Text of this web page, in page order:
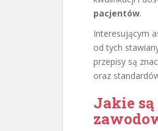
pacjentów.
Interesującym
od tych
przepisy są
oraz
Jakie